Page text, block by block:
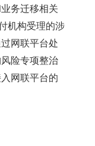
务迁移相关
机构受理的涉
网联平台处
险专项整治
网联平台的